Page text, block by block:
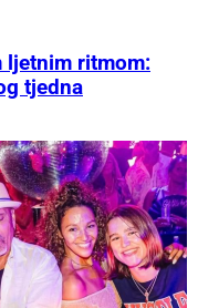
ljetnim ritmom:
tjedna